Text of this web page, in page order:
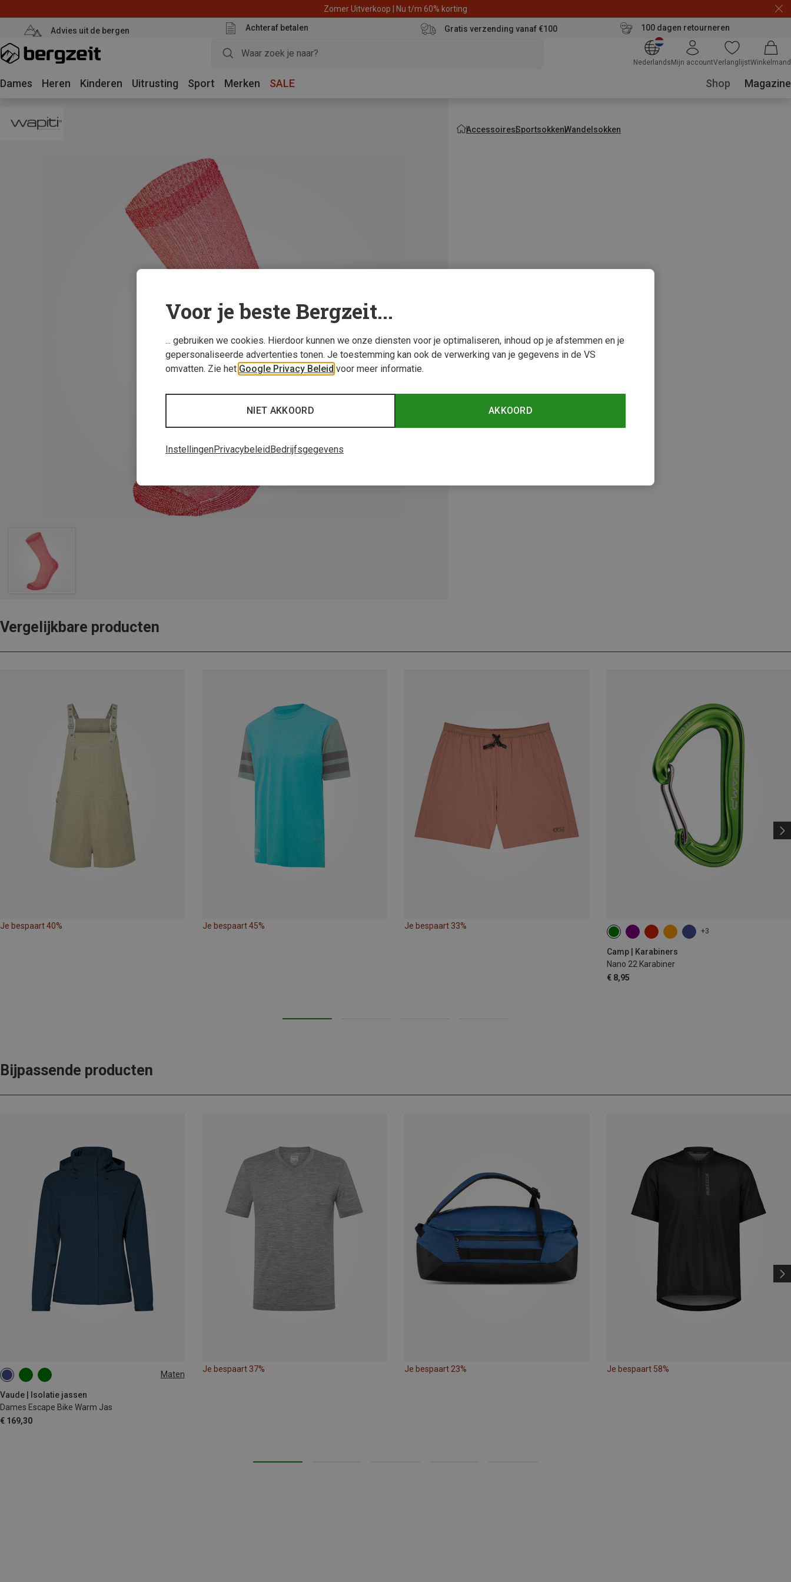
Zomer Uitverkoop | Nu t/m 60% korting
Advies uit de bergen Achteraf betalen Gratis verzending vanaf €100 100 dagen retourneren
Nederlands Mijn accountVerlanglijstWinkelmand
Dames Heren Kinderen Uitrusting Sport Merken SALE Shop Magazine
AccessoiresSportsokkenWandelsokken
Vergelijkbare producten
Je bespaart 40% Je bespaart 45% Je bespaart 33%
+3
Camp | Karabiners
Nano 22 Karabiner
€ 8,95
Bijpassende producten
Maten
Vaude | Isolatie jassen
Dames Escape Bike Warm Jas
€ 169,30
XS S M
Je bespaart 37% Je bespaart 23% Je bespaart 58%
Voor je beste Bergzeit...
... gebruiken we cookies. Hierdoor kunnen we onze diensten voor je optimaliseren, inhoud op je afstemmen en je
gepersonaliseerde advertenties tonen. Je toestemming kan ook de verwerking van je gegevens in de VS
omvatten. Zie het Google Privacy Beleid voor meer informatie.
AKKOORD
NIET AKKOORD
InstellingenPrivacybeleid Bedrijfsgegevens